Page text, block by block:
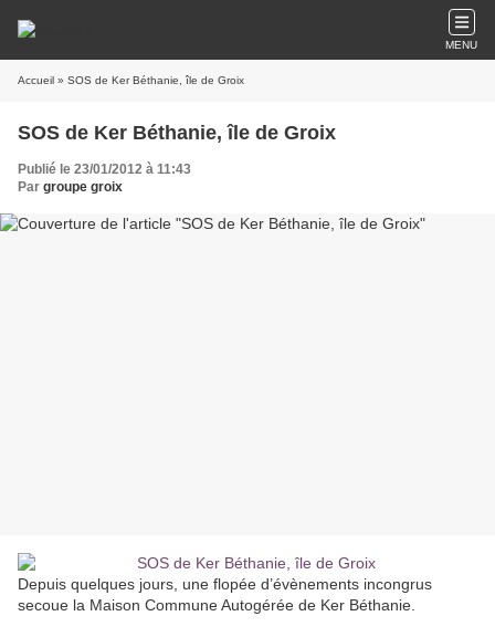
MENU
Accueil » SOS de Ker Béthanie, île de Groix
SOS de Ker Béthanie, île de Groix
Publié le 23/01/2012 à 11:43
Par groupe groix
Depuis quelques jours, une flopée d’évènements incongrus
secoue la Maison Commune Autogérée de Ker Béthanie.